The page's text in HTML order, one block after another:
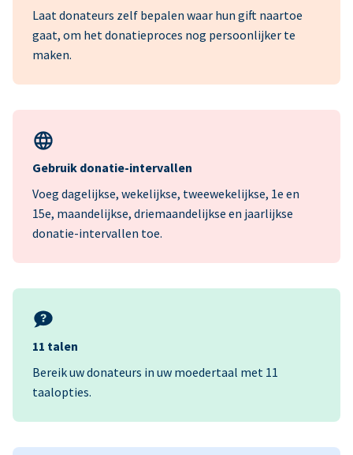
Laat donateurs zelf bepalen waar hun gift naartoe
gaat, om het donatieproces nog persoonlijker te
maken.
Gebruik donatie-intervallen
Voeg dagelijkse, wekelijkse, tweewekelijkse, 1e en
15e, maandelijkse, driemaandelijkse en jaarlijkse
donatie-intervallen toe.
11 talen
Bereik uw donateurs in uw moedertaal met 11
taalopties.